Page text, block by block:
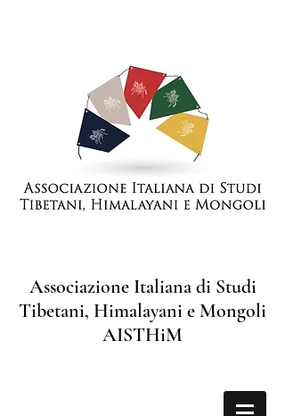
Associazione Italiana di Studi
Tibetani, Himalayani e Mongoli
AISTHiM